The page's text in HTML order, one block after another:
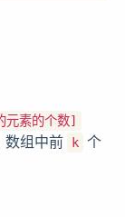
素的个数]
数组中前 k 个